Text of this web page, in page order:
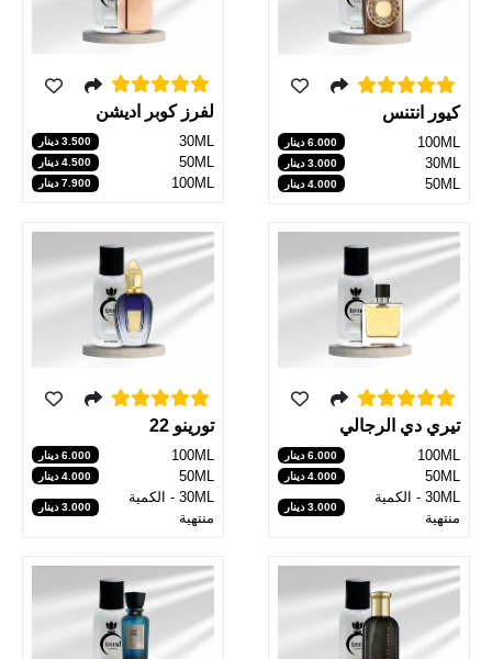
كيور انتنس
100ML 6.000 دينار
30ML 3.000 دينار
50ML 4.000 دينار
لفرز كوبر اديشن
30ML 3.500 دينار
50ML 4.500 دينار
100ML 7.900 دينار
تيري دي الرجالي
100ML 6.000 دينار
50ML 4.000 دينار
30ML - الكمية
منتهية
3.000 دينار
تورينو 22
100ML 6.000 دينار
50ML 4.000 دينار
30ML - الكمية
منتهية
3.000 دينار